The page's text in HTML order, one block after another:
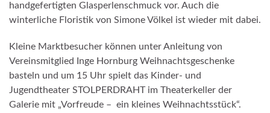
handgefertigten Glasperlenschmuck vor. Auch die
winterliche Floristik von Simone Völkel ist wieder mit dabei.
Kleine Marktbesucher können unter Anleitung von
Vereinsmitglied Inge Hornburg Weihnachtsgeschenke
basteln und um 15 Uhr spielt das Kinder- und
Jugendtheater STOLPERDRAHT im Theaterkeller der
Galerie mit „Vorfreude – ein kleines Weihnachtsstück“.